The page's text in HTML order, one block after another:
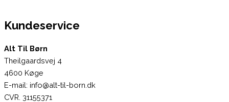
Kundeservice
Alt Til Børn
Theilgaardsvej 4
4600 Køge
E-mail: info@alt-til-born.dk
CVR. 31155371